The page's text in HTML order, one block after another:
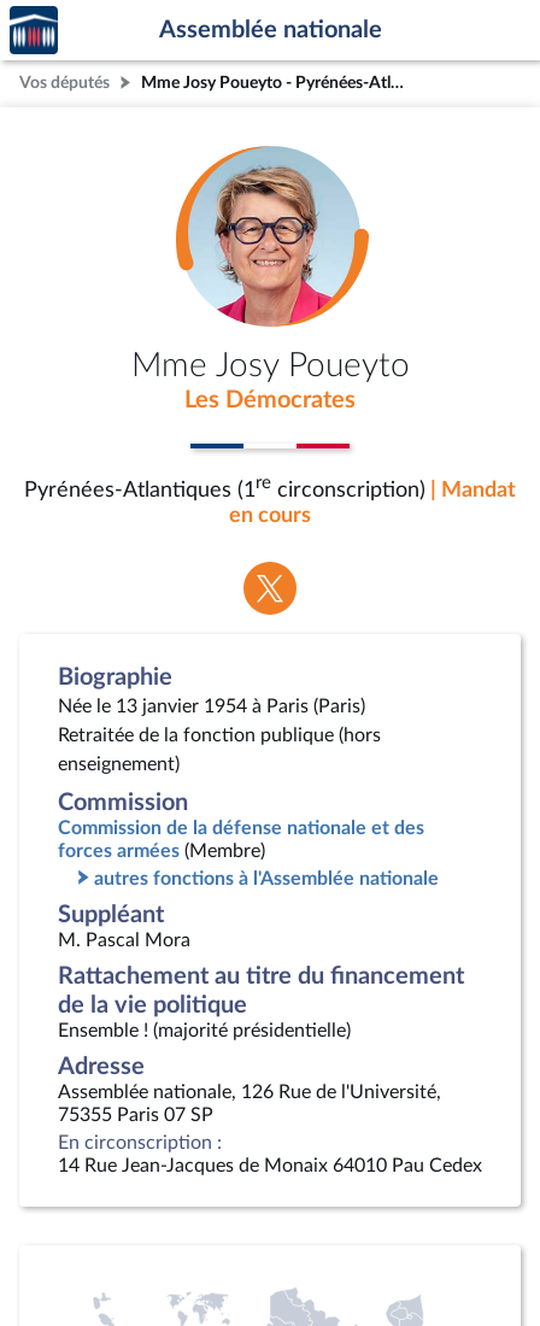
Aller au contenu
Aller en bas de la page
Accèder
à la
page
d'accueil
Assemblée nationale
Vos députés Mme Josy Poueyto - Pyrénées-Atlantiques (1re circonscription)
Mme Josy Poueyto
Les Démocrates
Pyrénées-Atlantiques (1re circonscription)
| Mandat
en cours
Voir
la
Biographie
Née le 13 janvier 1954 à Paris (Paris)
Retraitée de la fonction publique (hors
enseignement)
Commission
Commission de la défense nationale et des
forces armées (Membre)
autres fonctions à l'Assemblée nationale
Suppléant
M. Pascal Mora
Rattachement au titre du financement
de la vie politique
Ensemble ! (majorité présidentielle)
Adresse
Assemblée nationale, 126 Rue de l'Université,
75355 Paris 07 SP
En circonscription :
14 Rue Jean-Jacques de Monaix 64010 Pau Cedex